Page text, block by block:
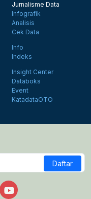
Jurnalisme Data
Infografik
Analisis
Cek Data
Info
Indeks
Insight Center
Databoks
Event
KatadataOTO
Daftar
on Xus on Instagram
Follow us on